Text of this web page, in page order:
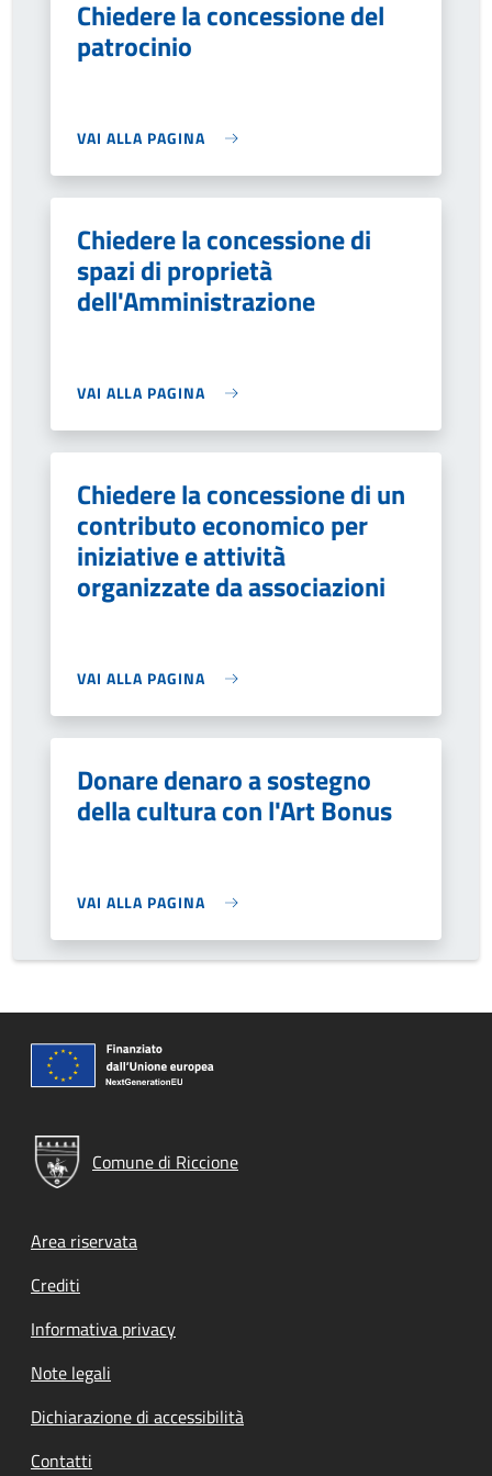
Chiedere la concessione del
patrocinio
VAI ALLA PAGINA
Chiedere la concessione di
spazi di proprietà
dell'Amministrazione
VAI ALLA PAGINA
Chiedere la concessione di un
contributo economico per
iniziative e attività
organizzate da associazioni
VAI ALLA PAGINA
Donare denaro a sostegno
della cultura con l'Art Bonus
VAI ALLA PAGINA
Comune di Riccione
Footer menu
Area riservata
Crediti
Informativa privacy
Note legali
Dichiarazione di accessibilità
Contatti